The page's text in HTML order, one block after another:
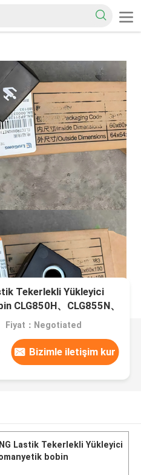
Tekerlekli Yükleyici
CLG850H、CLG855N、
Ekskavatör
CLG4165、
Fiyat：Negotiated
Bizimle iletişim kur
Lastik Tekerlekli Yükleyici
bobin